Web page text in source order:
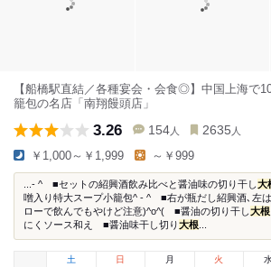
【船橋駅直結／各種宴会・会食◎】中国上海で
籠包の名店「南翔饅頭店」
3.26 154 人 2635 人
￥1,000～￥1,999 ～￥999
...- ^ ■セットの紹興酒飲み比べと醤油味の切り干し大
噌入り特大スープ小籠包^ - ^ ■右が瓶だし紹興酒､左
ローで飲んでもやけど注意)^o^( ■醤油の切り干し大根
にくソース和え ■醤油味干し切り大根
土 日 月 火